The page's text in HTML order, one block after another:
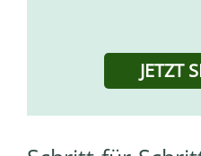
JETZT